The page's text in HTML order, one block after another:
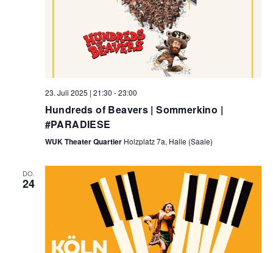
23. Juli 2025 | 21:30 -23:00
Hundreds of Beavers | Sommerkino |
#PARADIESE
WUK Theater Quartier Holzplatz 7a, Halle (Saale)
DO.
24